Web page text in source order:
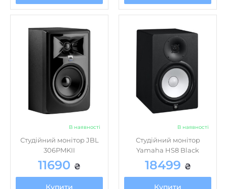
В наявності
Студійний монітор JBL
306PMKII
11690₴
Купити
В наявності
Студійний монітор
Yamaha HS8 Black
18499₴
Купити